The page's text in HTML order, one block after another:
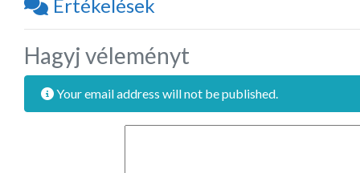
Értékelések
Hagyj véleményt
Your email address will not be published.